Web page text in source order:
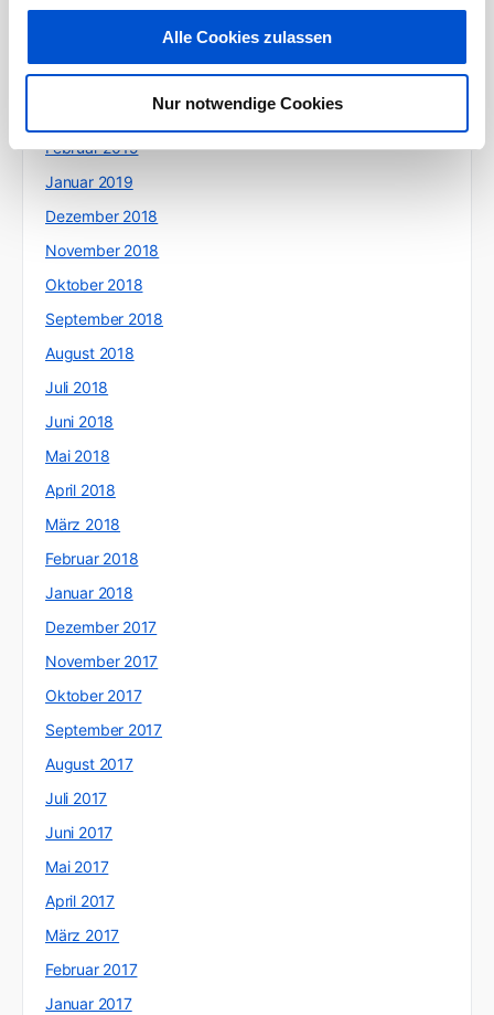
Alle Cookies zulassen
Nur notwendige Cookies
Juni 2019
April 2019
Februar 2019
Januar 2019
Dezember 2018
November 2018
Oktober 2018
September 2018
August 2018
Juli 2018
Juni 2018
Mai 2018
April 2018
März 2018
Februar 2018
Januar 2018
Dezember 2017
November 2017
Oktober 2017
September 2017
August 2017
Juli 2017
Juni 2017
Mai 2017
April 2017
März 2017
Februar 2017
Januar 2017